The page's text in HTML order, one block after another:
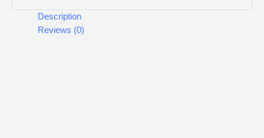
Description
Reviews (0)